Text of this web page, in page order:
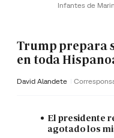
Infantes de
Trump prepara
en toda
David Alandete
El presidente
agotado los